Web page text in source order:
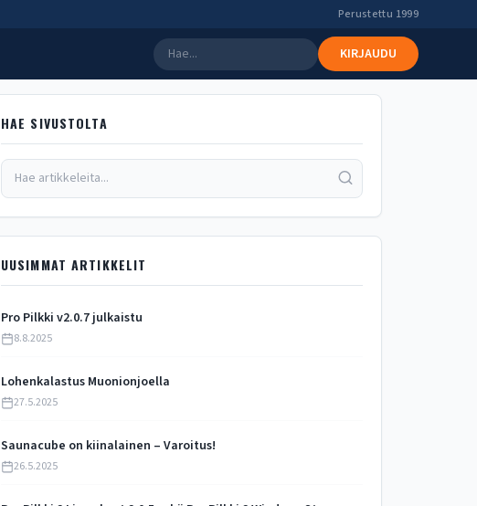
Perustettu 1999
KIRJAUDU
HAE SIVUSTOLTA
UUSIMMAT ARTIKKELIT
Pro Pilkki v2.0.7 julkaistu
8.8.2025
Lohenkalastus Muonionjoella
27.5.2025
Saunacube on kiinalainen – Varoitus!
26.5.2025